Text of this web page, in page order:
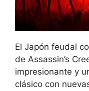
El Japón feudal
de Assassin’s
impresionante y
clásico con